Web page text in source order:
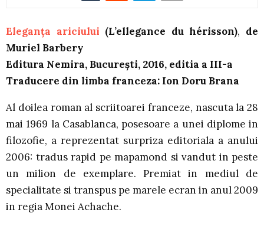
Eleganța ariciului (L’ellegance du hérisson), de
Muriel Barbery
Editura Nemira, București, 2016, editia a III-a
Traducere din limba franceza: Ion Doru Brana
Al doilea roman al scriitoarei franceze, nascuta la 28
mai 1969 la Casablanca, posesoare a unei diplome in
filozofie, a reprezentat surpriza editoriala a anului
2006: tradus rapid pe mapamond si vandut in peste
un milion de exemplare. Premiat in mediul de
specialitate si transpus pe marele ecran in anul 2009
in regia Monei Achache.